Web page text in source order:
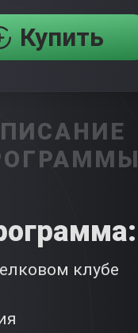
Купить
:
клубе